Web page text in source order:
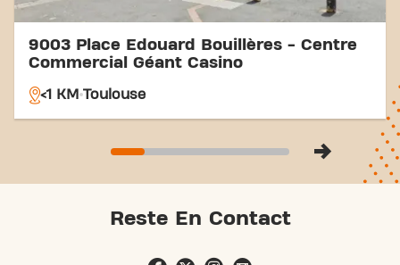
9003 Place Edouard Bouillères - Centre
Commercial Géant Casino
<1 KM Toulouse
Reste En Contact